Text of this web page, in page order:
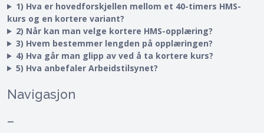
1) Hva er hovedforskjellen mellom et 40-timers HMS-
kurs og en kortere variant?
2) Når kan man velge kortere HMS-opplæring?
3) Hvem bestemmer lengden på opplæringen?
4) Hva går man glipp av ved å ta kortere kurs?
5) Hva anbefaler Arbeidstilsynet?
Navigasjon
–